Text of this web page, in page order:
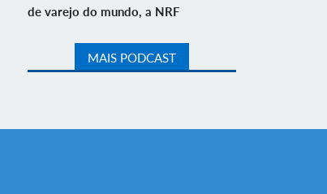
de varejo do mundo, a NRF
MAIS PODCAST